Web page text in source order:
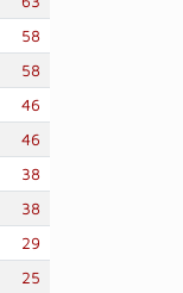
58
58
46
46
38
38
29
25